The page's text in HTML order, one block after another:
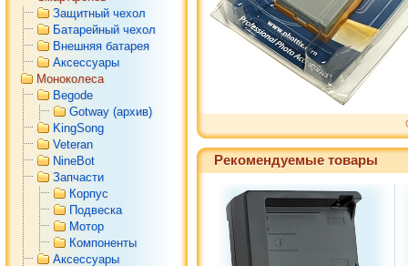
Защитный чехол
Батарейный чехол
Внешняя батарея
Аксессуары
Моноколеса
Begode
Gotway (архив)
KingSong
Veteran
NineBot
Запчасти
Корпус
Подвеска
Мотор
Компоненты
Аксессуары
Рекомендуемые товары